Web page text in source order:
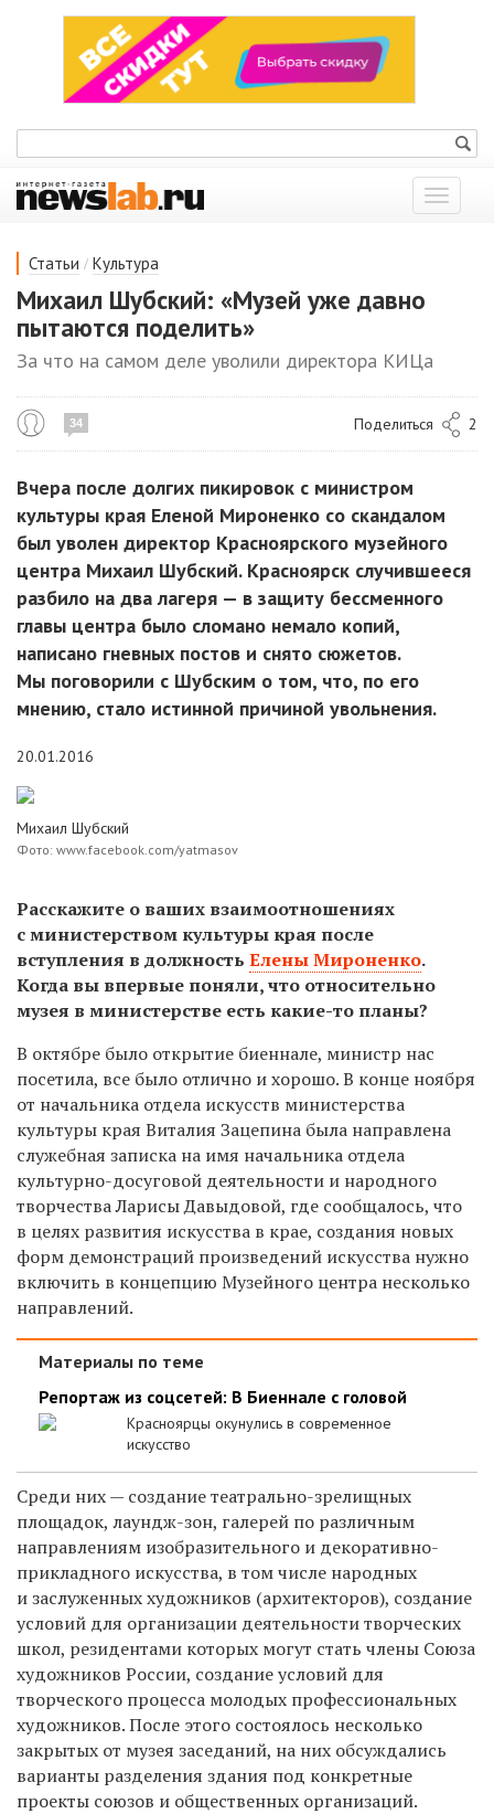
Показать
меню
Статьи / Культура
Михаил Шубский: «Музей уже давно
пытаются поделить»
За что на самом деле уволили директора КИЦа
34 Поделиться 2
Вчера после долгих пикировок с министром
культуры края Еленой Мироненко со скандалом
был уволен директор Красноярского музейного
центра Михаил Шубский. Красноярск случившееся
разбило на два лагеря — в защиту бессменного
главы центра было сломано немало копий,
написано гневных постов и снято сюжетов.
Мы поговорили с Шубским о том, что, по его
мнению, стало истинной причиной увольнения.
20.01.2016
Михаил Шубский
Фото: www.facebook.com/yatmasov
Расскажите о ваших взаимоотношениях
с министерством культуры края после
вступления в должность Елены Мироненко.
Когда вы впервые поняли, что относительно
музея в министерстве есть какие-то планы?
В октябре было открытие биеннале, министр нас
посетила, все было отлично и хорошо. В конце ноября
от начальника отдела искусств министерства
культуры края Виталия Зацепина была направлена
служебная записка на имя начальника отдела
культурно-досуговой деятельности и народного
творчества Ларисы Давыдовой, где сообщалось, что
в целях развития искусства в крае, создания новых
форм демонстраций произведений искусства нужно
включить в концепцию Музейного центра несколько
направлений.
Материалы по теме
Репортаж из соцсетей: В Биеннале с головой
Красноярцы окунулись в современное
искусство
Среди них — создание театрально-зрелищных
площадок, лаундж-зон, галерей по различным
направлениям изобразительного и декоративно-
прикладного искусства, в том числе народных
и заслуженных художников (архитекторов), создание
условий для организации деятельности творческих
школ, резидентами которых могут стать члены Союза
художников России, создание условий для
творческого процесса молодых профессиональных
художников. После этого состоялось несколько
закрытых от музея заседаний, на них обсуждались
варианты разделения здания под конкретные
проекты союзов и общественных организаций.